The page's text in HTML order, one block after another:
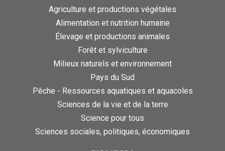
Agriculture et productions végétales
Alimentation et nutrition humaine
Élevage et productions animales
Forêt et sylviculture
Milieux naturels et environnement
Pays du Sud
Pêche - Ressources aquatiques et aquacoles
Sciences de la vie et de la terre
Science pour tous
Sciences sociales, politiques, économiques